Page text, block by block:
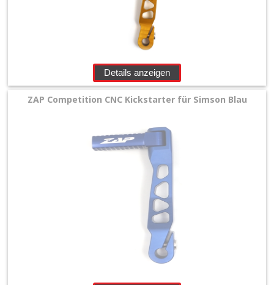
Details anzeigen
ZAP Competition CNC Kickstarter für Simson Blau